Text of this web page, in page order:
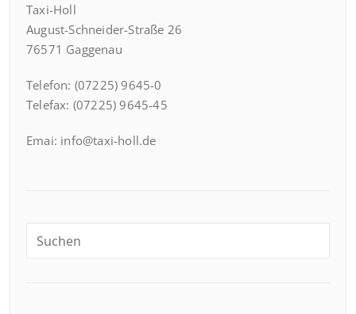
Taxi-Holl
August-Schneider-Straße 26
76571 Gaggenau
Telefon: (07225) 9645-0
Telefax: (07225) 9645-45
Emai: info@taxi-holl.de